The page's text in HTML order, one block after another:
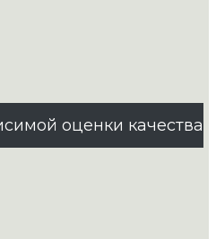
оценки качества